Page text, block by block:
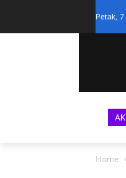
Petak,
Home